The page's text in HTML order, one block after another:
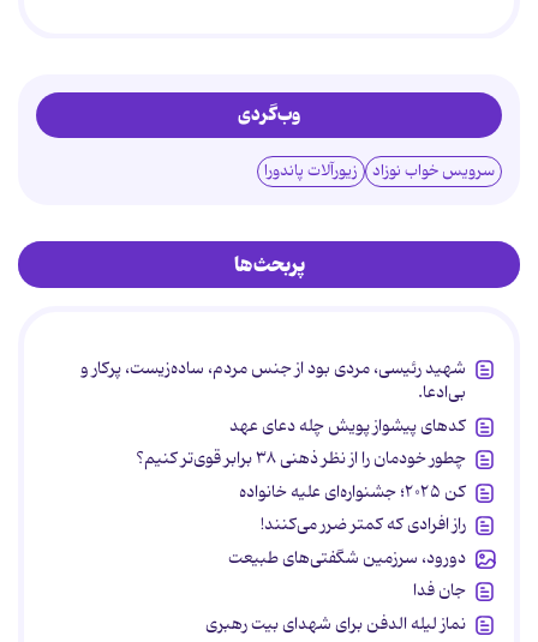
وب‌گردی
سرویس خواب نوزاد زیورآلات پاندورا
پربحث‌ها
شهید رئیسی، مردی بود از جنس مردم، ساده‌زیست، پرکار و
بی‌ادعا.
کدهای پیشواز پویش چله دعای عهد
چطور خودمان را از نظر ذهنی ۳۸ برابر قوی‌تر کنیم؟
کن ۲۰۲۵؛ جشنواره‌ای علیه خانواده
راز افرادی که کمتر ضرر می‌کنند!
دورود، سرزمین شگفتی‌های طبیعت
جان فدا
نماز لیله الدفن برای شهدای بیت رهبری